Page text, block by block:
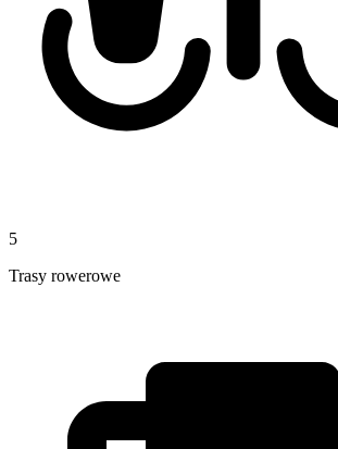
5
Trasy rowerowe